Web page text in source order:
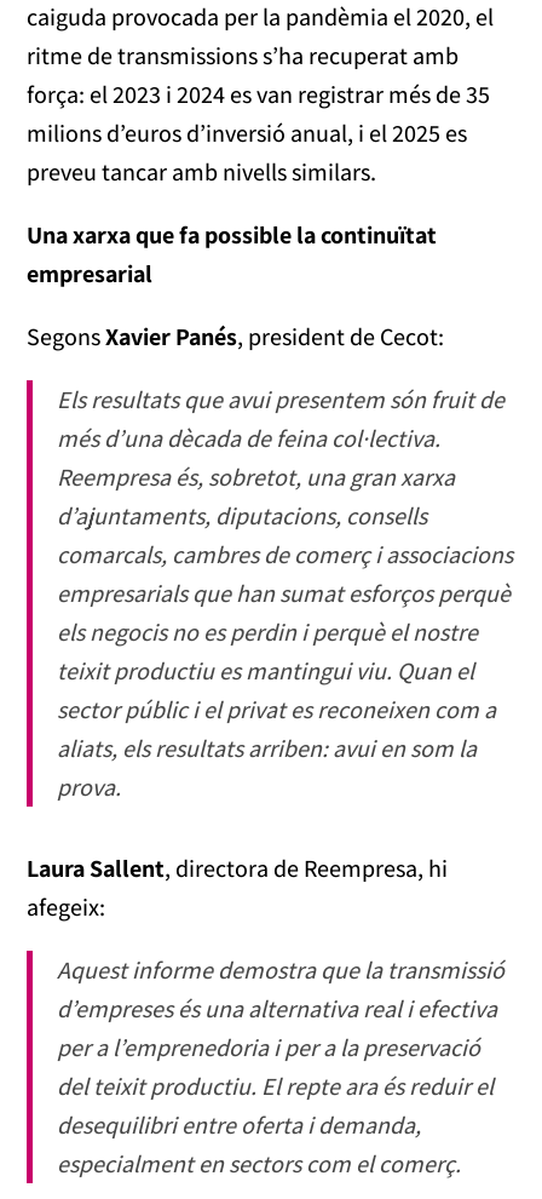
caiguda provocada per la pandèmia el 2020, el
ritme de transmissions s’ha recuperat amb
força: el 2023 i 2024 es van registrar més de 35
milions d’euros d’inversió anual, i el 2025 es
preveu tancar amb nivells similars.
Una xarxa que fa possible la continuïtat
empresarial
SegonsXavier Panés, president de Cecot:
Els resultats que avui presentem són fruit de
més d’una dècada de feina col·lectiva.
Reempresa és, sobretot, una gran xarxa
d’ajuntaments, diputacions, consells
comarcals, cambres de comerç i associacions
empresarials que han sumat esforços perquè
els negocis no es perdin i perquè el nostre
teixit productiu es mantingui viu. Quan el
sector públic i el privat es reconeixen com a
aliats, els resultats arriben: avui en som la
prova.
Laura Sallent, directora de Reempresa, hi
afegeix:
Aquest informe demostra que la transmissió
d’empreses és una alternativa real i efectiva
per a l’emprenedoria i per a la preservació
del teixit productiu. El repte ara és reduir el
desequilibri entre oferta i demanda,
especialment en sectors com el comerç.